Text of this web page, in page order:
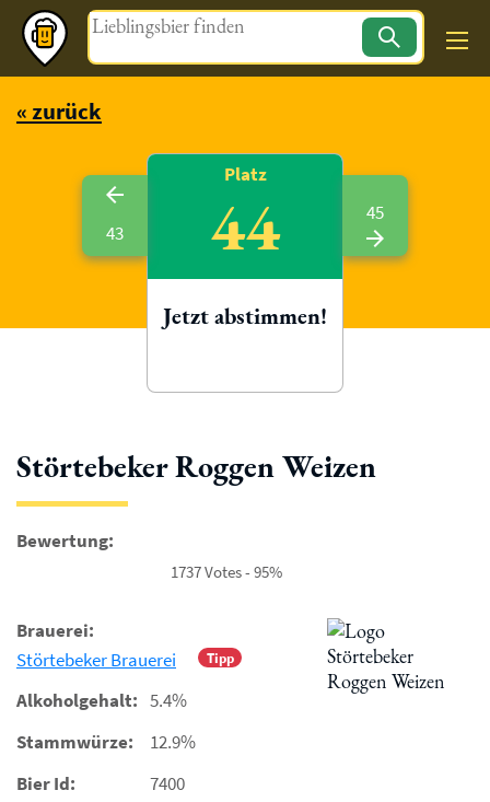
Magazin
« zurück
Störtebeker Roggen Weizen
Bewertung:
1737 Votes - 95%
Brauerei:
Tipp
Störtebeker Brauerei
Alkoholgehalt: 5.4%
Stammwürze:
12.9%
Bier Id:
7400
43
Platz
44
Jetzt abstimmen!
45